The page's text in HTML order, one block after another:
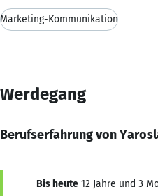
Marketing-Kommunikation
Werdegang
Berufserfahrung von
Bis heute 12 Jahre und 3